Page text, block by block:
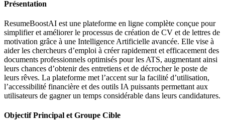
Présentation
ResumeBoostAI est une plateforme en ligne complète conçue pour
simplifier et améliorer le processus de création de CV et de lettres de
motivation grâce à une Intelligence Artificielle avancée. Elle vise à
aider les chercheurs d’emploi à créer rapidement et efficacement des
documents professionnels optimisés pour les ATS, augmentant ainsi
leurs chances d’obtenir des entretiens et de décrocher le poste de
leurs rêves. La plateforme met l’accent sur la facilité d’utilisation,
l’accessibilité financière et des outils IA puissants permettant aux
utilisateurs de gagner un temps considérable dans leurs candidatures.
Objectif Principal et Groupe Cible